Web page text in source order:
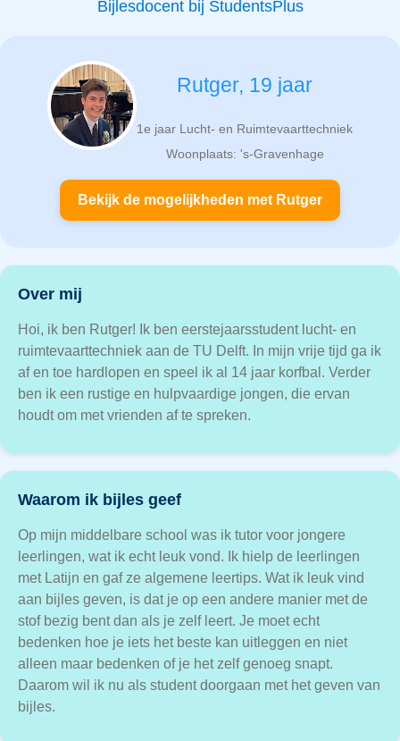
Bijlesdocent bij StudentsPlus
Rutger, 19 jaar
1e jaar Lucht- en Ruimtevaarttechniek
Woonplaats: 's-Gravenhage
Bekijk de mogelijkheden met Rutger
Over mij
Hoi, ik ben Rutger! Ik ben eerstejaarsstudent lucht- en
ruimtevaarttechniek aan de TU Delft. In mijn vrije tijd ga ik
af en toe hardlopen en speel ik al 14 jaar korfbal. Verder
ben ik een rustige en hulpvaardige jongen, die ervan
houdt om met vrienden af te spreken.
Waarom ik bijles geef
Op mijn middelbare school was ik tutor voor jongere
leerlingen, wat ik echt leuk vond. Ik hielp de leerlingen
met Latijn en gaf ze algemene leertips. Wat ik leuk vind
aan bijles geven, is dat je op een andere manier met de
stof bezig bent dan als je zelf leert. Je moet echt
bedenken hoe je iets het beste kan uitleggen en niet
alleen maar bedenken of je het zelf genoeg snapt.
Daarom wil ik nu als student doorgaan met het geven van
bijles.